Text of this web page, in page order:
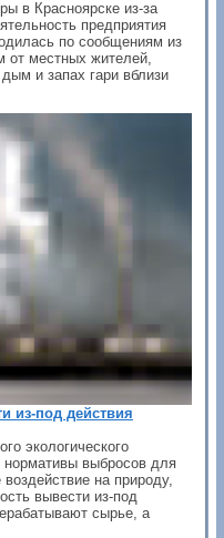
в Красноярске из-за
предприятия
по сообщениям из
местных жителей,
и запах гари вблизи
из-под действия
экологического
нормативы выбросов для
на природу,
вывести из-под
сырье, а